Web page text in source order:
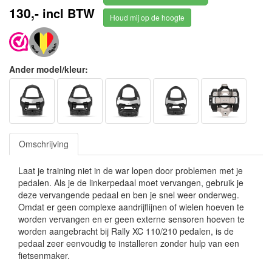
130,- incl BTW Houd mij op de hoogte
Ander model/kleur:
Omschrijving
Laat je training niet in de war lopen door problemen met je
pedalen. Als je de linkerpedaal moet vervangen, gebruik je
deze vervangende pedaal en ben je snel weer onderweg.
Omdat er geen complexe aandrijflijnen of wielen hoeven te
worden vervangen en er geen externe sensoren hoeven te
worden aangebracht bij Rally XC 110/210 pedalen, is de
pedaal zeer eenvoudig te installeren zonder hulp van een
fietsenmaker.